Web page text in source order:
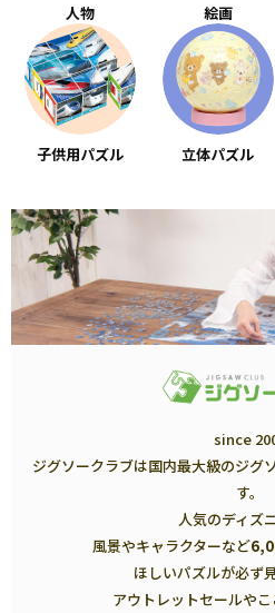
人物 絵画
子供用パズル 立体パズル
since
ジグソークラブは国内最大級のジグ
す。
人気のディズ
風景やキャラクターなど
ほしいパズルが必ず
アウトレットセールや